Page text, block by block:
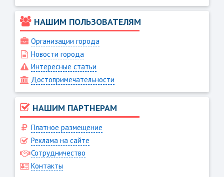
НАШИМ ПОЛЬЗОВАТЕЛЯМ
Организации города
Новости города
Интересные статьи
Достопримечательности
НАШИМ ПАРТНЕРАМ
Платное размещение
Реклама на сайте
Сотрудничество
Контакты